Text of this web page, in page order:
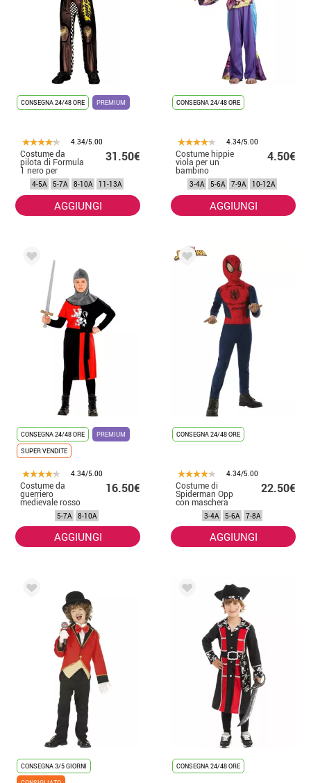
CONSEGNA 24/48 ORE PREMIUM
4.34/5.00
Costume da
pilota di Formula
1 nero per
bambino
31.50€
4-5A 5-7A 8-10A 11-13A
AGGIUNGI
CONSEGNA 24/48 ORE
4.34/5.00
Costume hippie
viola per un
bambino
4.50€
3-4A 5-6A 7-9A 10-12A
AGGIUNGI
CONSEGNA 24/48 ORE
PREMIUM
SUPER VENDITE
4.34/5.00
Costume da
guerriero
medievale rosso
per bambino
16.50€
5-7A 8-10A
AGGIUNGI
CONSEGNA 24/48 ORE
4.34/5.00
Costume di
Spiderman Opp
con maschera
per bambini
22.50€
3-4A 5-6A 7-8A
AGGIUNGI
CONSEGNA 3/5 GIORNI
CONSEGNA 24/48 ORE